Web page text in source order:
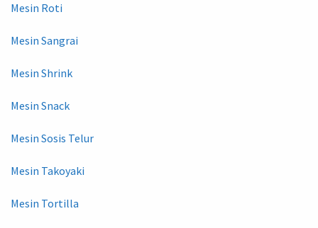
Mesin Roti
Mesin Sangrai
Mesin Shrink
Mesin Snack
Mesin Sosis Telur
Mesin Takoyaki
Mesin Tortilla